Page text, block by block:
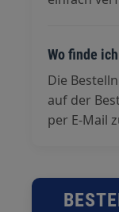
Wo finde
Die
auf der
per E-Mail